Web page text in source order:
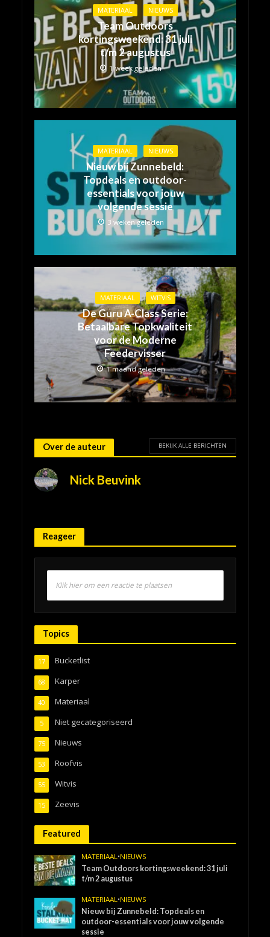
MATERIAAL NIEUWS
Team Outdoors
kortingsweekend: 31 juli
t/m 2 augustus
1 week geleden
MATERIAAL NIEUWS
Nieuw bij Zunnebeld:
Topdeals en outdoor-
essentials voor jouw
volgende sessie
3 weken geleden
MATERIAAL WITVIS
De Guru A-Class Serie:
Betaalbare Topkwaliteit
voor de Moderne
Feedervisser
1 maand geleden
Over de auteur BEKIJK ALLE BERICHTEN
Nick Beuvink
Reageer
Klik hier om een reactie te plaatsen
Topics
Bucketlist
17
Karper
68
Materiaal
40
Niet gecategoriseerd
5
Nieuws
75
Roofvis
53
Witvis
55
Zeevis
15
Featured
MATERIAAL •NIEUWS
Team Outdoors kortingsweekend: 31 juli
t/m 2 augustus
MATERIAAL •NIEUWS
Nieuw bij Zunnebeld: Topdeals en
outdoor-essentials voor jouw volgende
sessie